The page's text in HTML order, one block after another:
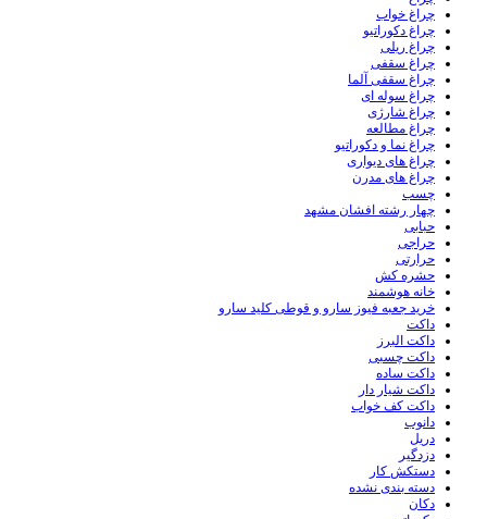
چراغ خواب
چراغ دکوراتیو
چراغ ریلی
چراغ سقفی
چراغ سقفی آلما
چراغ سوله ای
چراغ شارژی
چراغ مطالعه
چراغ نما و دکوراتیو
چراغ های دیواری
چراغ های مدرن
چسب
چهار رشته افشان مشهد
حبابی
حراجی
حرارتی
حشره کش
خانه هوشمند
خرید جعبه فیوز سارو و قوطی کلید سارو
داکت
داکت البرز
داکت چسبی
داکت ساده
داکت شیار دار
داکت کف خواب
دانوب
دریل
دزدگیر
دستکش کار
دسته بندی نشده
دکان